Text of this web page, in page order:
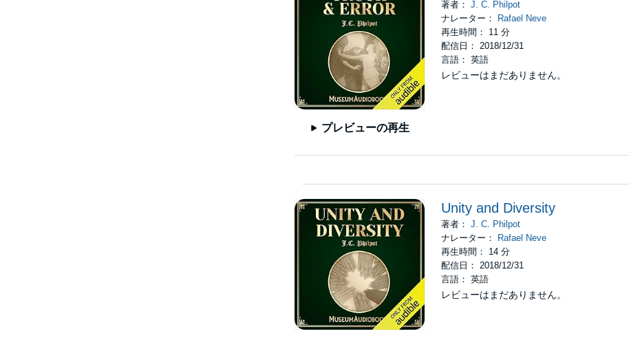
プレビューの再生
著者：J. C. Philpot
ナレーター：
Rafael Neve
再生時間： 11 分
配信日： 2018/12/31
言語： 英語
レビューはまだありません。
Unity and Diversity
著者：J. C. Philpot
ナレーター：
Rafael Neve
再生時間： 14 分
配信日： 2018/12/31
言語： 英語
レビューはまだありません。